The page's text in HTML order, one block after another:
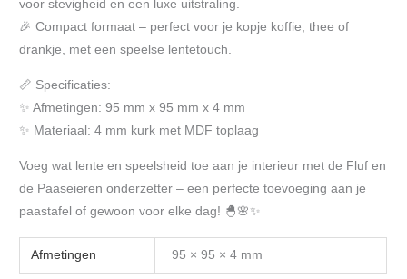
voor stevigheid en een luxe uitstraling.
🎉 Compact formaat – perfect voor je kopje koffie, thee of
drankje, met een speelse lentetouch.
📏 Specificaties:
✨ Afmetingen: 95 mm x 95 mm x 4 mm
✨ Materiaal: 4 mm kurk met MDF toplaag
Voeg wat lente en speelsheid toe aan je interieur met de Fluf en
de Paaseieren onderzetter – een perfecte toevoeging aan je
paastafel of gewoon voor elke dag! 🐣🌸✨
Afmetingen 95 × 95 × 4 mm